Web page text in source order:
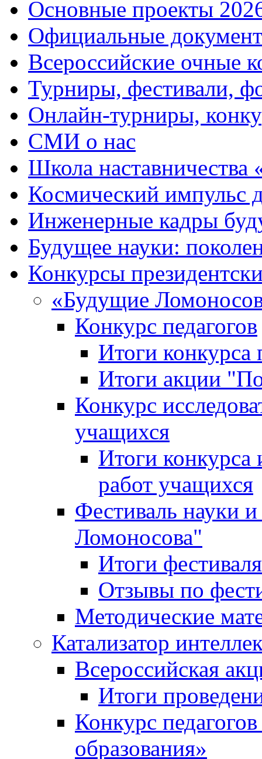
Основные проекты
Официальные
Всероссийские очные
Турниры, фестивали,
Онлайн-турниры,
СМИ о нас
Школа
Космический импульс
Инженерные кадры
Будущее науки:
Конкурсы
«Будущие
Конкурс педагогов
Итоги конкурса
Итоги акции
Конкурс
учащихся
Итоги конкурса
работ учащихся
Фестиваль науки
Ломоносова"
Итоги фестиваля
Отзывы по
Методические
Катализатор
Всероссийская
Итоги
Конкурс
образования»